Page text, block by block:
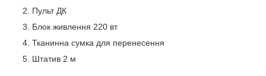
Пульт ДК
Блок живлення 220 вт
Тканинна сумка для перенесення
Штатив 2 м